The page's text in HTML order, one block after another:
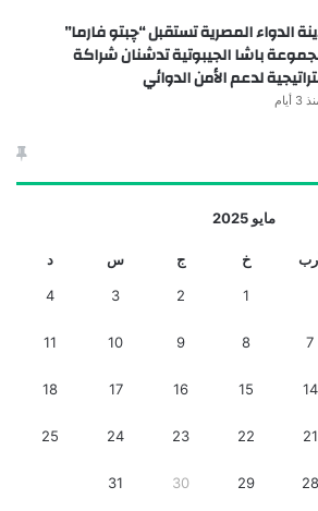
الدواء المصرية تستقبل “چبتو فارما”
باشا الجيبوتية تدشنان شراكة
لدعم الأمن الدوائي
3 أيام
مايو 2025
خ ج س د
1
2
3
4
7
8
9
10
11
14
15
16
17
18
21
22
23
24
25
28
29
30
31